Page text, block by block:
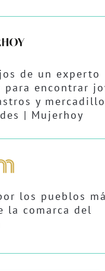
de un experto
encontrar
y
| Mujerhoy
los pueblos
la comarca del